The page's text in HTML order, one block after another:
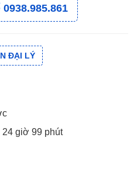
0938.985.861
ĐẠI LÝ
24 giờ 99 phút